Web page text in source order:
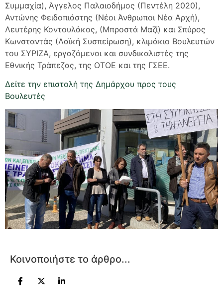
Συμμαχία), Άγγελος Παλαιοδήμος (Πεντέλη 2020),
Αντώνης Φειδοπιάστης (Νέοι Άνθρωποι Νέα Αρχή),
Λευτέρης Κοντουλάκος, (Μπροστά Μαζί) και Σπύρος
Κωνσταντάς (Λαϊκή Συσπείρωση), κλιμάκιο Βουλευτών
του ΣΥΡΙΖΑ, εργαζόμενοι και συνδικαλιστές της
Εθνικής Τράπεζας, της ΟΤΟΕ και της ΓΣΕΕ.
Δείτε την επιστολή της Δημάρχου προς τους
Βουλευτές
Κοινοποιήστε το άρθρο...